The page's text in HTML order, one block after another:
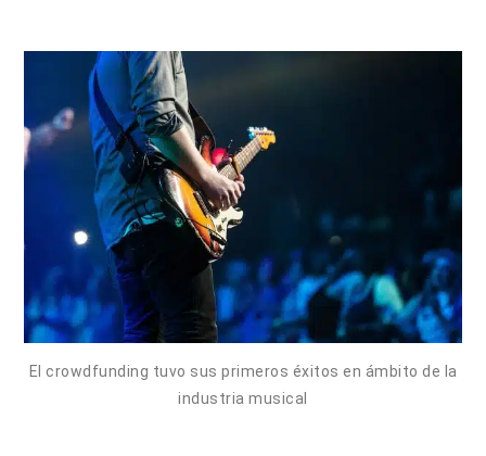
El crowdfunding tuvo sus primeros éxitos en ámbito de la
industria musical